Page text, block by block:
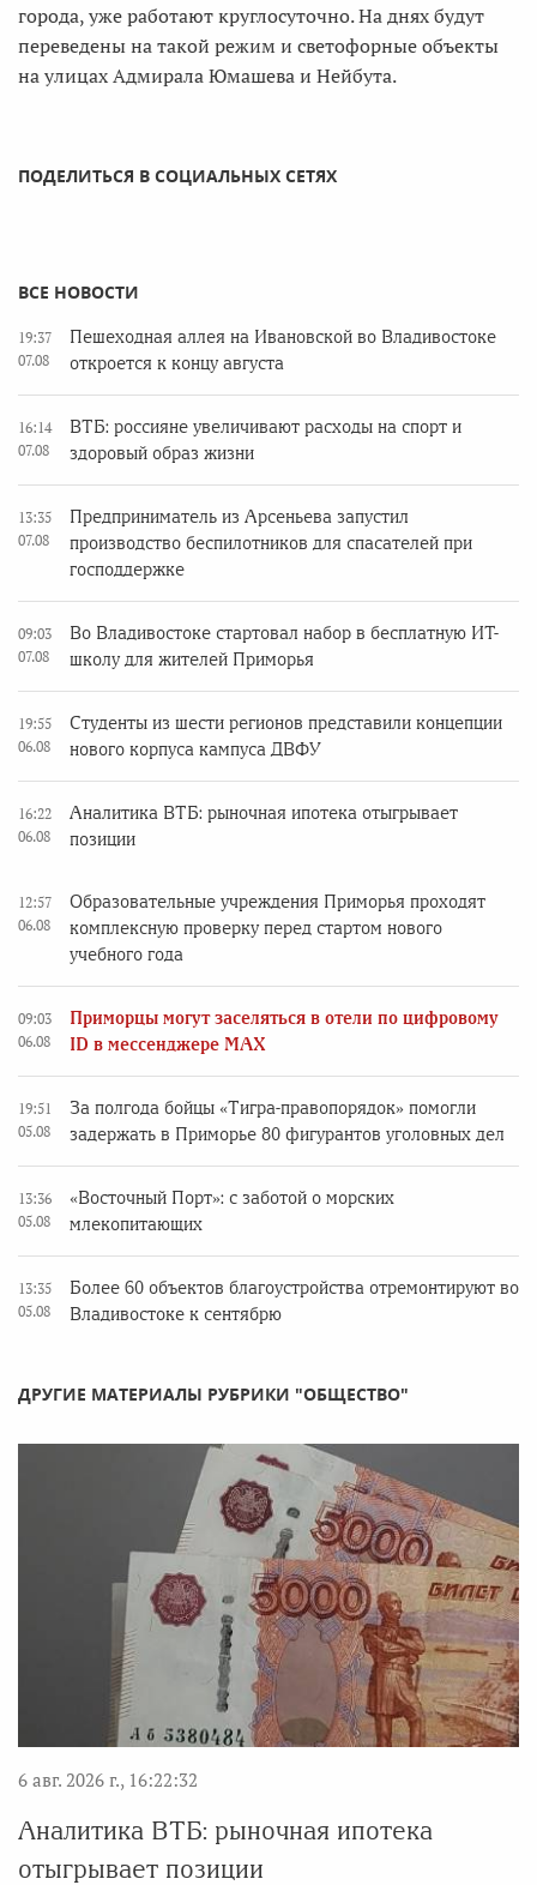
города, уже работают круглосуточно. На днях будут
переведены на такой режим и светофорные объекты
на улицах Адмирала Юмашева и Нейбута.
ПОДЕЛИТЬСЯ В СОЦИАЛЬНЫХ СЕТЯХ
ВСЕ НОВОСТИ
19:37
07.08
Пешеходная аллея на Ивановской во Владивостоке
откроется к концу августа
16:14
07.08
ВТБ: россияне увеличивают расходы на спорт и
здоровый образ жизни
13:35
07.08
Предприниматель из Арсеньева запустил
производство беспилотников для спасателей при
господдержке
09:03
07.08
Во Владивостоке стартовал набор в бесплатную ИТ-
школу для жителей Приморья
19:55
06.08
Студенты из шести регионов представили концепции
нового корпуса кампуса ДВФУ
16:22
06.08
Аналитика ВТБ: рыночная ипотека отыгрывает
позиции
12:57
06.08
Образовательные учреждения Приморья проходят
комплексную проверку перед стартом нового
учебного года
09:03
06.08
Приморцы могут заселяться в отели по цифровому
ID в мессенджере MAX
19:51
05.08
За полгода бойцы «Тигра-правопорядок» помогли
задержать в Приморье 80 фигурантов уголовных дел
13:36
05.08
«Восточный Порт»: с заботой о морских
млекопитающих
13:35
05.08
Более 60 объектов благоустройства отремонтируют во
Владивостоке к сентябрю
ДРУГИЕ МАТЕРИАЛЫ РУБРИКИ "ОБЩЕСТВО"
6 авг. 2026 г., 16:22:32
Аналитика ВТБ: рыночная ипотека
отыгрывает позиции